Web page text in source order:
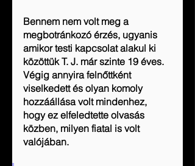
Bennem nem volt meg a
megbotránkozó érzés, ugyanis
amikor testi kapcsolat alakul ki
közöttük T. J. már szinte 19 éves.
Végig annyira felnőttként
viselkedett és olyan komoly
hozzáállása volt mindenhez,
hogy ez elfeledtette olvasás
közben, milyen fiatal is volt
valójában.